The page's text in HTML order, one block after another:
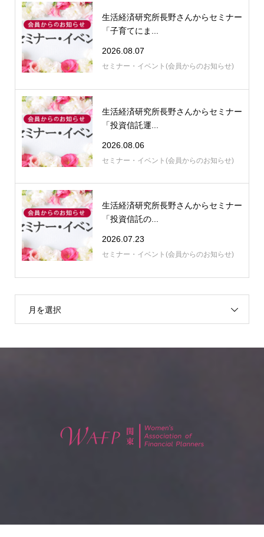
生活経済研究所長野さんからセミナー
「子育てにま...
2026.08.07
セミナー・イベント(会員からのお知らせ)
生活経済研究所長野さんからセミナー
「投資信託運...
2026.08.06
セミナー・イベント(会員からのお知らせ)
生活経済研究所長野さんからセミナー
「投資信託の...
2026.07.23
セミナー・イベント(会員からのお知らせ)
月を選択